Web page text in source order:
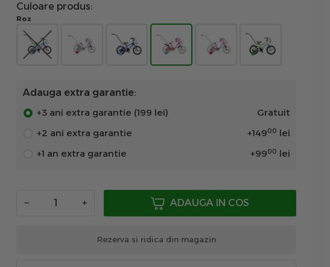
Culoare produs:
Roz
Adauga extra garantie:
+3 ani extra garantie (199 lei)
Gratuit
+2 ani extra garantie
+14900 lei
+1 an extra garantie
+9900 lei
− + ADAUGA IN COS
Rezerva si ridica din magazin